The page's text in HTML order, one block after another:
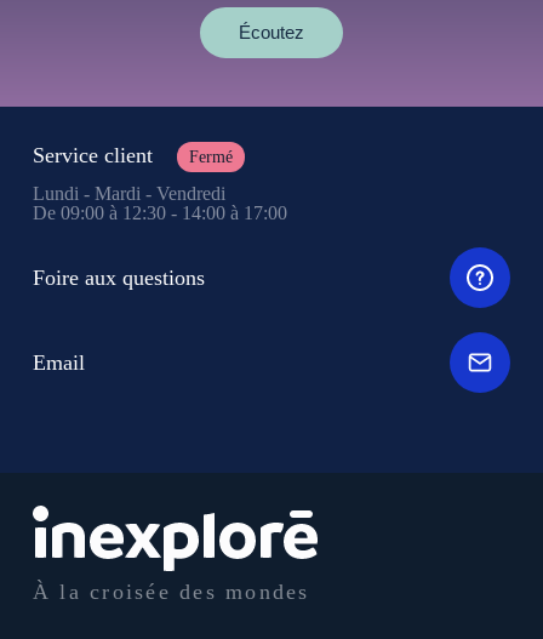
Écoutez
À la croisée des mondes
Service client Fermé
Lundi - Mardi - Vendredi
De 09:00 à 12:30 - 14:00 à 17:00
Foire aux questions
Email